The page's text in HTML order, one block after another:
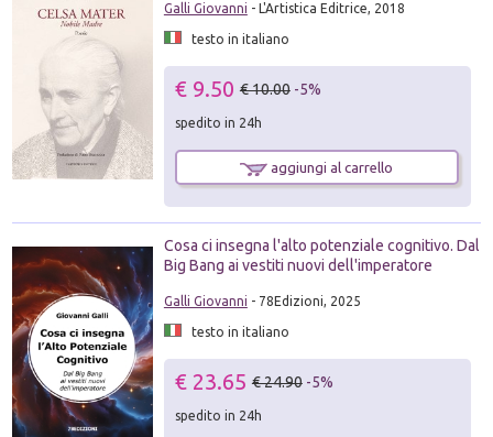
Galli Giovanni - L'Artistica Editrice, 2018
testo in italiano
€ 9.50 € 10.00 -5%
spedito in 24h
aggiungi al carrello
Cosa ci insegna l'alto potenziale cognitivo. Dal
Big Bang ai vestiti nuovi dell'imperatore
Galli Giovanni - 78Edizioni, 2025
testo in italiano
€ 23.65 € 24.90 -5%
spedito in 24h